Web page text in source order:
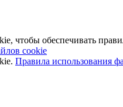
чтобы обеспечивать
cookie
Правила использования